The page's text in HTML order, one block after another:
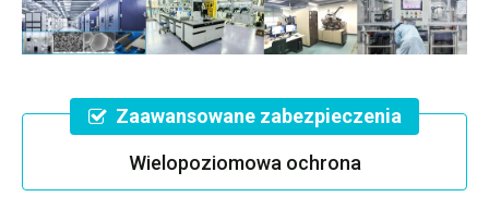
Zaawansowane zabezpieczenia
Wielopoziomowa ochrona